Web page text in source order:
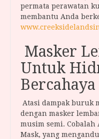
permata perawatan
membantu Anda
Masker
Untuk
Bercahaya
Atasi dampak buruk
dengan masker
musim semi. Cobalah
Mask, yang